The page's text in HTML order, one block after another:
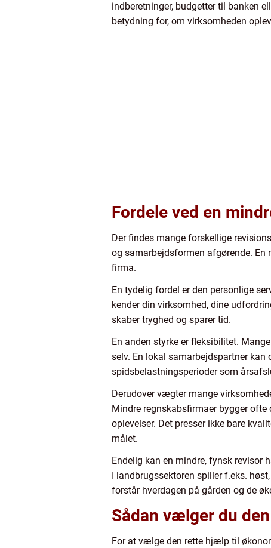
indberetninger, budgetter til banken
betydning for, om virksomheden
Fordele ved en
Der findes mange forskellige
og samarbejdsformen afgørende. En
firma.
En tydelig fordel er den personlige
kender din virksomhed, dine
skaber tryghed og sparer tid.
En anden styrke er fleksibilitet.
selv. En lokal samarbejdspartner
spidsbelastningsperioder som
Derudover vægter mange
Mindre regnskabsfirmaer bygger
oplevelser. Det presser ikke bare
målet.
Endelig kan en mindre, fynsk
I landbrugssektoren spiller f.eks.
forstår hverdagen på gården og de
Sådan vælger du
For at vælge den rette hjælp til